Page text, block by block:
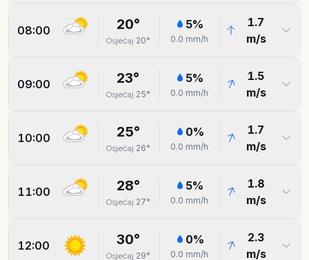
08:00 20°
Osjećaj 20°
5%
0.0 mm/h
1.7
m/s
09:00 23°
Osjećaj 25°
5%
0.0 mm/h
1.5
m/s
10:00 25°
Osjećaj 26°
0%
0.0 mm/h
1.7
m/s
11:00 28°
Osjećaj 27°
5%
0.0 mm/h
1.8
m/s
12:00 30°
Osjećaj 29°
0%
0.0 mm/h
2.3
m/s